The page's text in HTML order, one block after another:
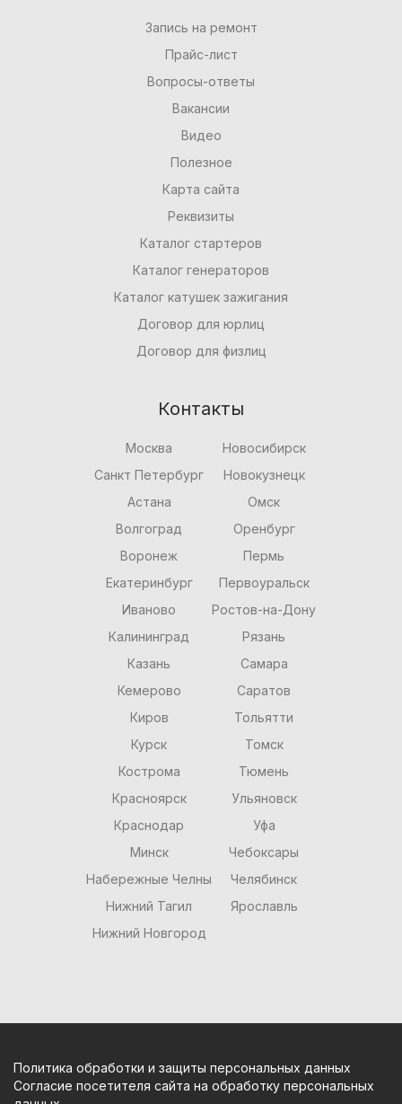
Запись на ремонт
Прайс-лист
Вопросы-ответы
Вакансии
Видео
Полезное
Карта сайта
Реквизиты
Каталог стартеров
Каталог генераторов
Каталог катушек зажигания
Договор для юрлиц
Договор для физлиц
Контакты
Москва
Санкт Петербург
Астана
Волгоград
Воронеж
Екатеринбург
Иваново
Калининград
Казань
Кемерово
Киров
Курск
Кострома
Красноярск
Краснодар
Минск
Набережные Челны
Нижний Тагил
Нижний Новгород
Новосибирск
Новокузнецк
Омск
Оренбург
Пермь
Первоуральск
Ростов-на-Дону
Рязань
Самара
Саратов
Тольятти
Томск
Тюмень
Ульяновск
Уфа
Чебоксары
Челябинск
Ярославль
Политика обработки и защиты персональных данных
Согласие посетителя сайта на обработку персональных